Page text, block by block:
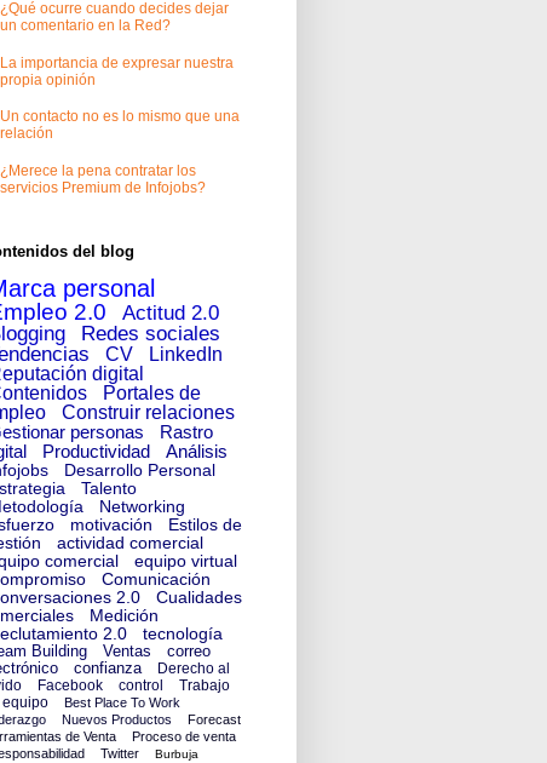
¿Qué ocurre cuando decides dejar
un comentario en la Red?
La importancia de expresar nuestra
propia opinión
Un contacto no es lo mismo que una
relación
¿Merece la pena contratar los
servicios Premium de Infojobs?
del blog
personal
2.0
Actitud 2.0
Redes sociales
CV
LinkedIn
digital
Portales de
Construir relaciones
personas
Rastro
Productividad Análisis
Desarrollo Personal
Talento
Networking
motivación
Estilos de
actividad comercial
comercial
equipo virtual
Comunicación
2.0
Cualidades
Medición
2.0
tecnología
Building Ventas
correo
confianza
Derecho al
Facebook control
Trabajo
equipo
Best Place To Work
Nuevos Productos
Forecast
de Venta
Proceso de venta
Twitter
Burbuja